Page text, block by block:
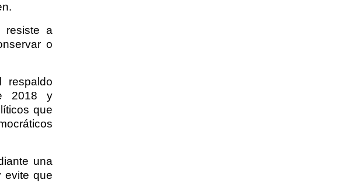
resiste a
o
respaldo
2018 y
que
una
evite que